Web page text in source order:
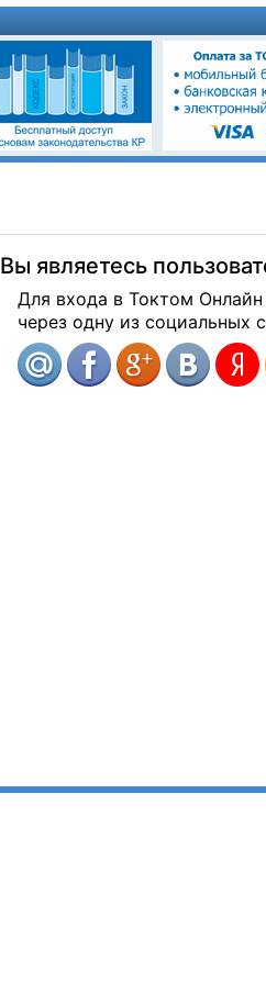
Вы являетесь
Для входа в Токтом
через одну из социальных